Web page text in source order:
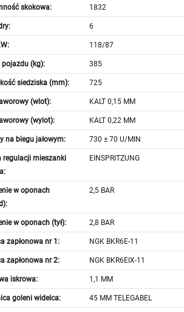
skokowa: 1832
6
118/87
pojazdu (kg): 385
siedziska (mm): 725
(wlot): KALT 0,15 MM
(wylot): KALT 0,22 MM
na biegu jałowym: 730 ± 70 U/MIN
regulacji mieszanki
EINSPRITZUNG
w oponach
2,5 BAR
w oponach (tył): 2,8 BAR
zapłonowa nr 1: NGK BKR6E-11
zapłonowa nr 2: NGK BKR6EIX-11
iskrowa: 1,1 MM
goleni widelca: 45 MM TELEGABEL